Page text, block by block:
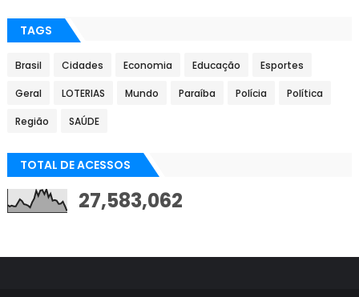
TAGS
Brasil Cidades Economia Educação Esportes
Geral LOTERIAS Mundo Paraíba Polícia Política
Região SAÚDE
TOTAL DE ACESSOS
27,583,062